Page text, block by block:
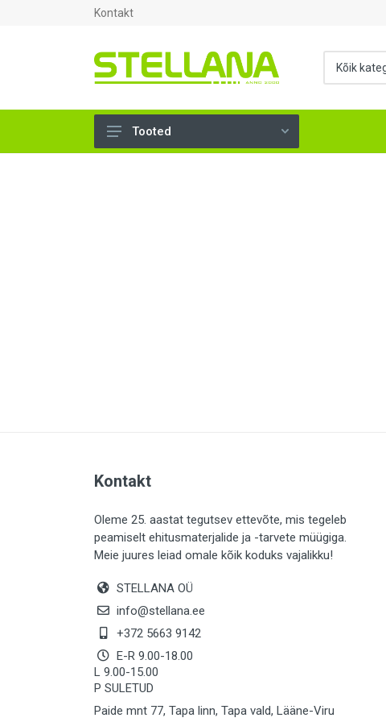
Kontakt
LIISTUD (183)
KIVID (31)
KATTED (133)
MAALRITARBED (1029)
SOOJUSTUS (15)
KEEMIA (222)
TÖÖRIIDED (117)
SAUN (8)
Tooted
Kontakt
Oleme 25. aastat tegutsev ettevõte, mis tegeleb
peamiselt ehitusmaterjalide ja -tarvete müügiga.
Meie juures leiad omale kõik koduks vajalikku!
STELLANA OÜ
info@stellana.ee
+372 5663 9142
E-R 9.00-18.00
L 9.00-15.00
P SULETUD
Paide mnt 77, Tapa linn, Tapa vald, Lääne-Viru